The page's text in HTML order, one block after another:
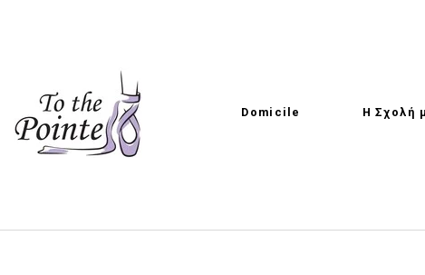
Domicile Η Σχολή